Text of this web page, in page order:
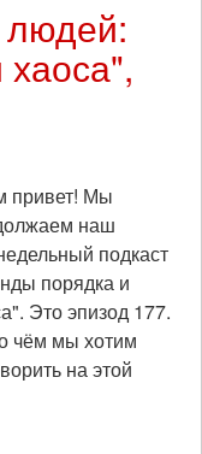
привет! Мы
наш
подкаст
порядка и
Это эпизод 177.
чём мы хотим
на этой